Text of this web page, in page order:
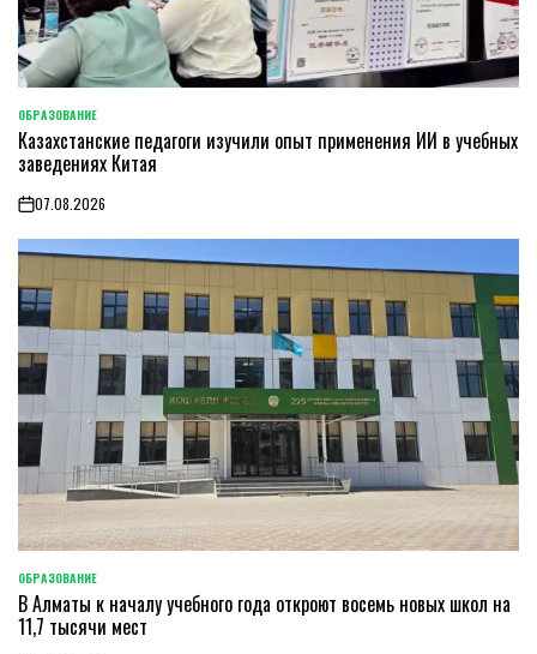
POSTED
IN
ОБРАЗОВАНИЕ
Казахстанские педагоги изучили опыт применения ИИ в учебных
заведениях Китая
on07.08.2026
POSTED
IN
ОБРАЗОВАНИЕ
В Алматы к началу учебного года откроют восемь новых школ на
11,7 тысячи мест